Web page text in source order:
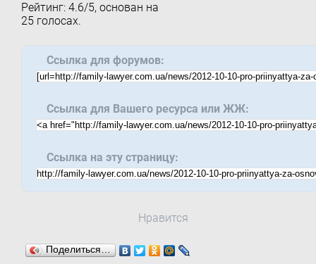
Рейтинг: 4.6/5, основан на
25голосах.
Ссылка для форумов:
Ссылка для Вашего ресурса или ЖЖ:
Ссылка на эту страницу:
Нравится
Поделиться…